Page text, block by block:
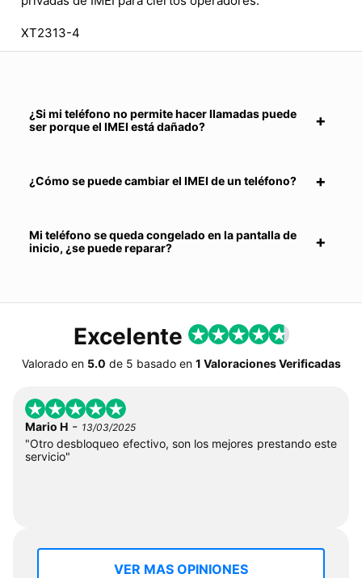
XT2313-4
¿Si mi teléfono no permite hacer llamadas puede
ser porque el IMEI está dañado?
¿Cómo se puede cambiar el IMEI de un teléfono?
Mi teléfono se queda congelado en la pantalla de
inicio, ¿se puede reparar?
Excelente
Valorado en 5.0 de 5 basado en 1 Valoraciones Verificadas
Mario H - 13/03/2025
"Otro desbloqueo efectivo, son los mejores prestando este
servicio"
VER MAS OPINIONES